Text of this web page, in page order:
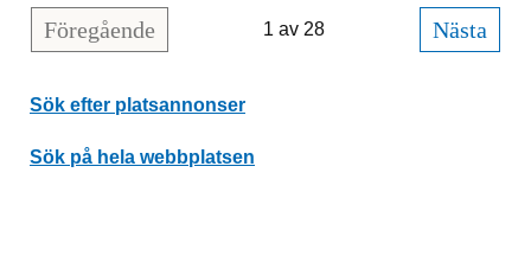
Gå
till
Föregående
sidan 1 av 28
Gå
till
Nästa
sidan
Länkar
Sök efter platsannonser
Sök på hela webbplatsen